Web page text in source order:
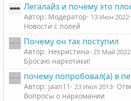
Легалайз и почему это
Автор: Модератор 13 Июн 2022
Новости с полей
Почему он так поступил
Автор: Некристина 25 Май 2022
Бросаю наркотики!
почему попробовал(а) в
Автор: jaan11 23 Июл 2013
Вопросы о наркомании